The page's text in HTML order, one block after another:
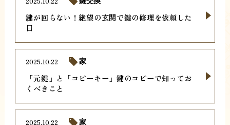
鍵が回らない！絶望の玄関で鍵の修理を依頼した
日
「元鍵」と「コピーキー」鍵のコピーで知ってお
くべきこと
2025.10.22 家
2025.10.22 家